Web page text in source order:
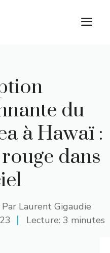
du
à Hawaï :
dans
Par Laurent Gigaudie
Lecture: 3 minutes